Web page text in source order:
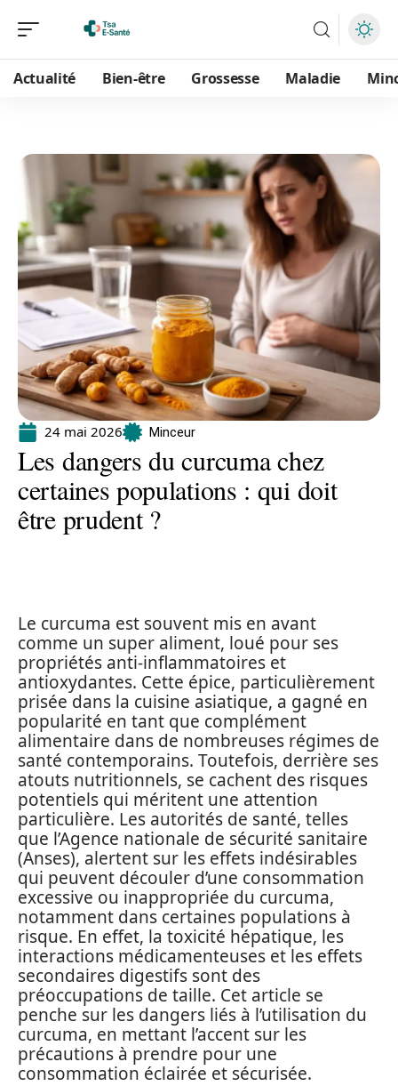
Actualité Bien-être Grossesse Maladie
24 mai 2026 Minceur
Les dangers du curcuma chez
certaines populations : qui doit
être prudent ?
Le curcuma est souvent mis en avant
comme un super aliment, loué pour ses
propriétés anti-inflammatoires et
antioxydantes. Cette épice, particulièrement
prisée dans la cuisine asiatique, a gagné en
popularité en tant que complément
alimentaire dans de nombreuses régimes de
santé contemporains. Toutefois, derrière ses
atouts nutritionnels, se cachent des risques
potentiels qui méritent une attention
particulière. Les autorités de santé, telles
que l’Agence nationale de sécurité sanitaire
(Anses), alertent sur les effets indésirables
qui peuvent découler d’une consommation
excessive ou inappropriée du curcuma,
notamment dans certaines populations à
risque. En effet, la toxicité hépatique, les
interactions médicamenteuses et les effets
secondaires digestifs sont des
préoccupations de taille. Cet article se
penche sur les dangers liés à l’utilisation du
curcuma, en mettant l’accent sur les
précautions à prendre pour une
consommation éclairée et sécurisée.